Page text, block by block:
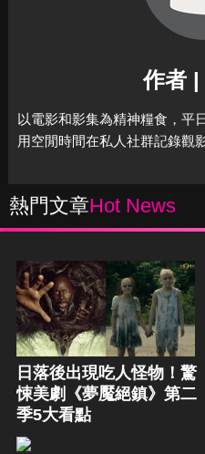
作者
以電影和影集為精神糧食，平
用空閒時間在私人社群記錄觀
熱門文章Hot News
日落後出現吃人怪物！驚
悚美劇《夢魘絕鎮》第二
季5大看點